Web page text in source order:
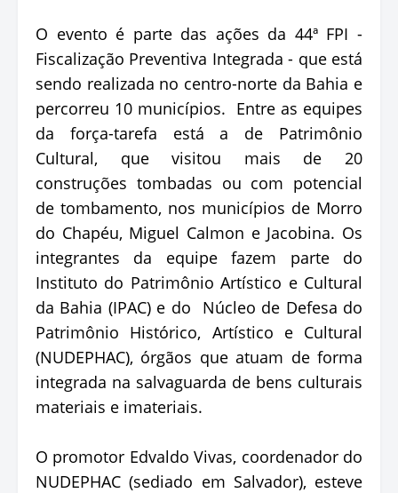
O evento é parte das ações da 44ª FPI -
Fiscalização Preventiva Integrada - que está
sendo realizada no centro-norte da Bahia e
percorreu 10 municípios. Entre as equipes
da força-tarefa está a de Patrimônio
Cultural, que visitou mais de 20
construções tombadas ou com potencial
de tombamento, nos municípios de Morro
do Chapéu, Miguel Calmon e Jacobina. Os
integrantes da equipe fazem parte do
Instituto do Patrimônio Artístico e Cultural
da Bahia (IPAC) e do Núcleo de Defesa do
Patrimônio Histórico, Artístico e Cultural
(NUDEPHAC), órgãos que atuam de forma
integrada na salvaguarda de bens culturais
materiais e imateriais.
O promotor Edvaldo Vivas, coordenador do
NUDEPHAC (sediado em Salvador), esteve